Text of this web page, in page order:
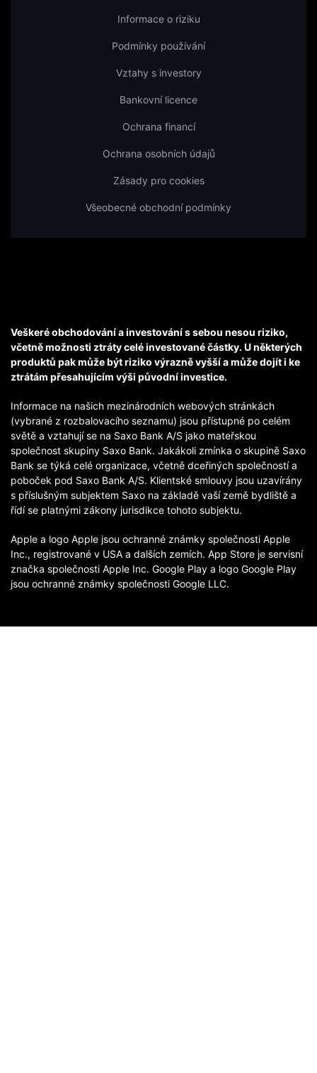
Informace o riziku
Podmínky používání
Vztahy s investory
Bankovní licence
Ochrana financí
Ochrana osobních údajů
Zásady pro cookies
Všeobecné obchodní podmínky
Veškeré obchodování a investování s sebou nesou riziko,
včetně možnosti ztráty celé investované částky. U některých
produktů pak může být riziko výrazně vyšší a může dojít i ke
ztrátám přesahujícím výši původní investice.
Informace na našich mezinárodních webových stránkách
(vybrané z rozbalovacího seznamu) jsou přístupné po celém
světě a vztahují se na Saxo Bank A/S jako mateřskou
společnost skupiny Saxo Bank. Jakákoli zmínka o skupině Saxo
Bank se týká celé organizace, včetně dceřiných společností a
poboček pod Saxo Bank A/S. Klientské smlouvy jsou uzavírány
s příslušným subjektem Saxo na základě vaší země bydliště a
řídí se platnými zákony jurisdikce tohoto subjektu.
Apple a logo Apple jsou ochranné známky společnosti Apple
Inc., registrované v USA a dalších zemích. App Store je servisní
značka společnosti Apple Inc. Google Play a logo Google Play
jsou ochranné známky společnosti Google LLC.